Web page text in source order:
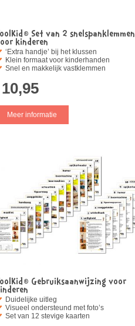
Set van 2 snelspanklemmen
kinderen
‘Extra handje’ bij het klussen
Klein formaat voor kinderhanden
Snel en makkelijk vastklemmen
10,95
Meer informatie
Gebruiksaanwijzing voor
Duidelijke uitleg
Visueel ondersteund met foto’s
Set van 12 stevige kaarten